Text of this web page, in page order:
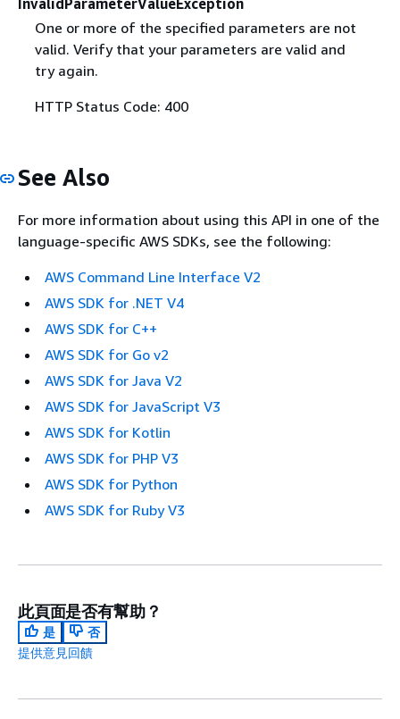
InvalidParameterValueException
One or more of the specified parameters are not
valid. Verify that your parameters are valid and
try again.
HTTP Status Code: 400
See Also
For more information about using this API in one of the
language-specific AWS SDKs, see the following:
AWS Command Line Interface V2
AWS SDK for .NET V4
AWS SDK for C++
AWS SDK for Go v2
AWS SDK for Java V2
AWS SDK for JavaScript V3
AWS SDK for Kotlin
AWS SDK for PHP V3
AWS SDK for Python
AWS SDK for Ruby V3
此頁面是否有幫助？
是
否
提供意見回饋